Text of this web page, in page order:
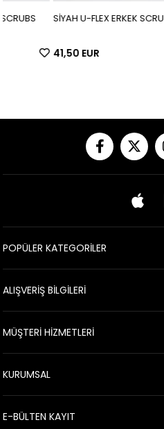
SİYAH U-FLEX ERKEK SCRUBS TAKIM
41,50 EUR
POPÜLER KATEGORİLER
ALIŞVERİŞ BİLGİLERİ
MÜŞTERİ HİZMETLERİ
KURUMSAL
E-BÜLTEN KAYIT